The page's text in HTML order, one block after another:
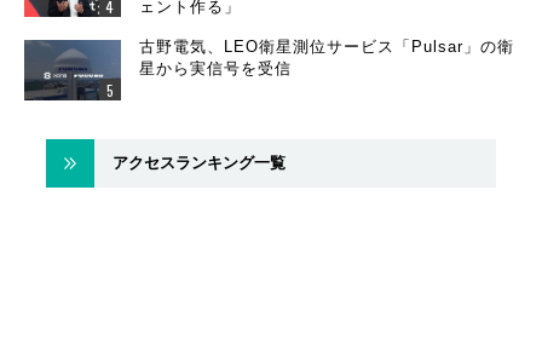
ェント作る」
古野電気、LEO衛星測位サービス「Pulsar」の衛
星から実信号を受信
アクセスランキング一覧